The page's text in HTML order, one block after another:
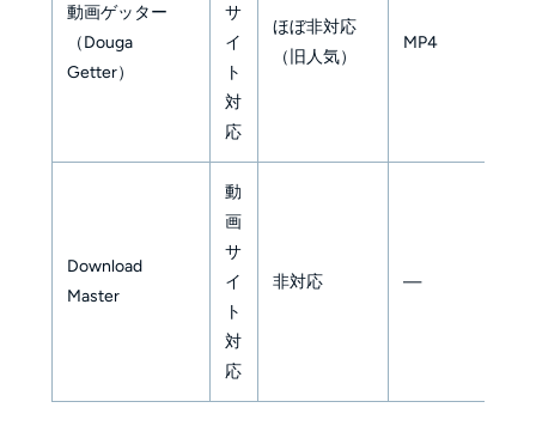
動画ゲッター
（Douga
Getter）
サ
イ
ト
対
応
ほぼ非対応
（旧人気）
MP4
Download
Master
動
画
サ
イ
ト
対
応
非対応 —